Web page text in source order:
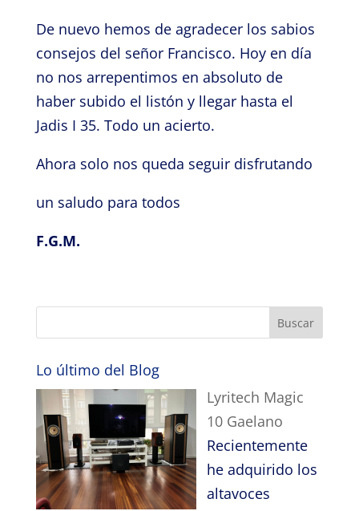
De nuevo hemos de agradecer los sabios
consejos del señor Francisco. Hoy en día
no nos arrepentimos en absoluto de
haber subido el listón y llegar hasta el
Jadis I 35. Todo un acierto.
Ahora solo nos queda seguir disfrutando
un saludo para todos
F.G.M.
Lo último del Blog
Lyritech Magic
10 Gaelano
Recientemente
he adquirido los
altavoces